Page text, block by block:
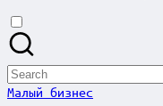
Search
for:
Posted
Малый бизнес